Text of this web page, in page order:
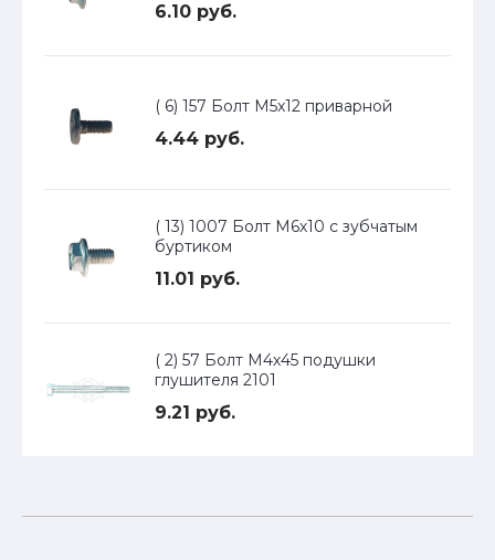
6.10 руб.
( 6) 157 Болт М5х12 приварной
4.44 руб.
( 13) 1007 Болт М6х10 с зубчатым
буртиком
11.01 руб.
( 2) 57 Болт М4х45 подушки
глушителя 2101
9.21 руб.